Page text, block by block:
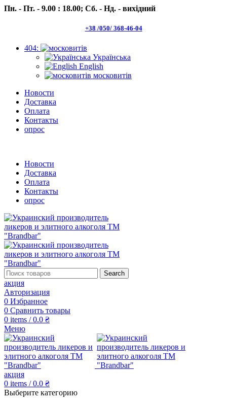
Пн. - Пт. - 9.00 : 18.00; Сб. - Нд. - вихідний
+38 /050/ 368-46-04
404:
Українська
English
московитів
Новости
Доставка
Оплата
Контакты
опрос
Новости
Доставка
Оплата
Контакты
опрос
Search
акция
Авторизация
0 Избранное
0 Сравнить товары
0 items / 0.0 ₴
Меню
акция
0 items / 0.0 ₴
Выберите категорию